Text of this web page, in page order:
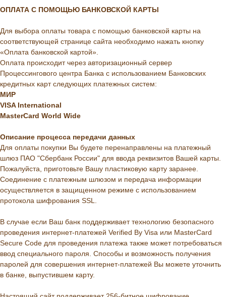
ОПЛАТА С ПОМОЩЬЮ БАНКОВСКОЙ КАРТЫ
Для выбора оплаты товара с помощью банковской карты на
соответствующей странице сайта необходимо нажать кнопку
«Оплата банковской картой».
Оплата происходит через авторизационный сервер
Процессингового центра Банка с использованием Банковских
кредитных карт следующих платежных систем:
МИР
VISA International
MasterCard World Wide
Описание процесса передачи данных
Для оплаты покупки Вы будете перенаправлены на платежный
шлюз ПАО "Сбербанк России" для ввода реквизитов Вашей карты.
Пожалуйста, приготовьте Вашу пластиковую карту заранее.
Соединение с платежным шлюзом и передача информации
осуществляется в защищенном режиме с использованием
протокола шифрования SSL.
В случае если Ваш банк поддерживает технологию безопасного
проведения интернет-платежей Verified By Visa или MasterCard
Secure Code для проведения платежа также может потребоваться
ввод специального пароля. Способы и возможность получения
паролей для совершения интернет-платежей Вы можете уточнить
в банке, выпустившем карту.